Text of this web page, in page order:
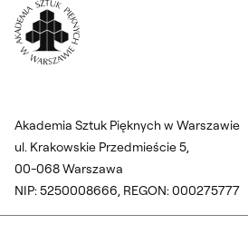
Akademia Sztuk Pięknych w Warszawie
ul. Krakowskie Przedmieście 5,
00-068 Warszawa
NIP: 5250008666, REGON: 000275777